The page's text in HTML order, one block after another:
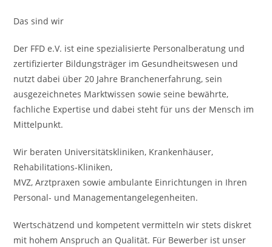
Das sind wir
Der FFD e.V. ist eine spezialisierte Personalberatung und
zertifizierter Bildungsträger im Gesundheitswesen und
nutzt dabei über 20 Jahre Branchenerfahrung, sein
ausgezeichnetes Marktwissen sowie seine bewährte,
fachliche Expertise und dabei steht für uns der Mensch im
Mittelpunkt.
Wir beraten Universitätskliniken, Krankenhäuser,
Rehabilitations-Kliniken,
MVZ, Arztpraxen sowie ambulante Einrichtungen in Ihren
Personal- und Managementangelegenheiten.
Wertschätzend und kompetent vermitteln wir stets diskret
mit hohem Anspruch an Qualität. Für Bewerber ist unser